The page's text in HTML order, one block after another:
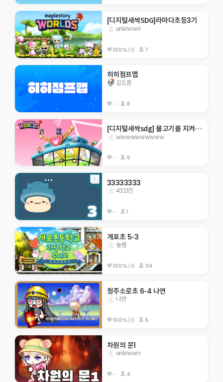
[디지털새싹SDG]라마다초등3기
unknown
100%(3) 7
히히점프맵
김도훈
-- 8
[디지털새싹sdg] 물고기를 지켜주새오 ㅎㅎ
wwwwwwwwww
-- 9
33333333
4321건
-- 1
개포초 5-3
놀쌤
100%(4) 34
청주소로초 6-4 나연
나연
100%(3) 5
차원의 문1
unknown
-- 4